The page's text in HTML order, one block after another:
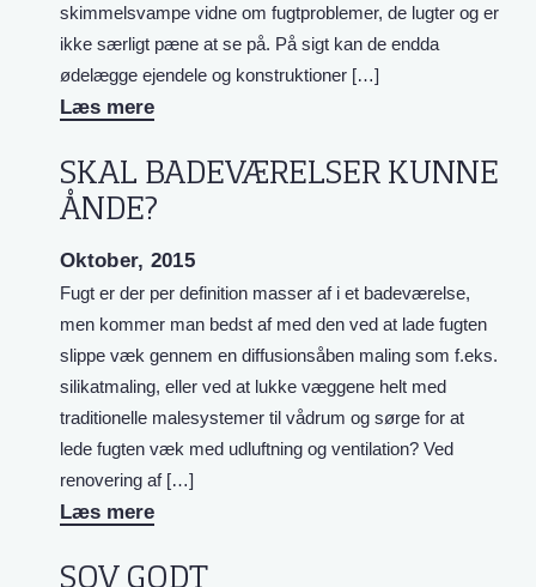
skimmelsvampe vidne om fugtproblemer, de lugter og er
ikke særligt pæne at se på. På sigt kan de endda
ødelægge ejendele og konstruktioner […]
Læs mere
SKAL BADEVÆRELSER KUNNE
ÅNDE?
Oktober, 2015
Fugt er der per definition masser af i et badeværelse,
men kommer man bedst af med den ved at lade fugten
slippe væk gennem en diffusionsåben maling som f.eks.
silikatmaling, eller ved at lukke væggene helt med
traditionelle malesystemer til vådrum og sørge for at
lede fugten væk med udluftning og ventilation? Ved
renovering af […]
Læs mere
SOV GODT